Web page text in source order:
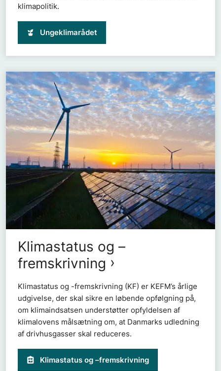
klimapolitik.
Ungeklimarådet
Klimastatus og –
fremskrivning
Klimastatus og -fremskrivning (KF) er KEFM’s årlige
udgivelse, der skal sikre en løbende opfølgning på,
om klimaindsatsen understøtter opfyldelsen af
klimalovens målsætning om, at Danmarks udledning
af drivhusgasser skal reduceres.
Klimastatus og –fremskrivning